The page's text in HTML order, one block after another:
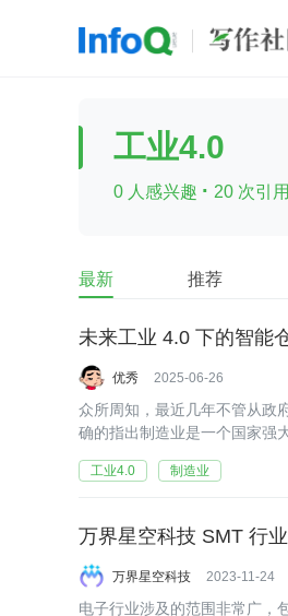
前端 AI
查看更多
工业4.0
0 人感兴趣 · 20 次引用
最新 推荐
未来工业 4.0 下的智能
优秀 2025-06-26
众所周知，最近几年不管从政
确的指出制造业是一个国家强
工业4.0 制造业
万界星空科技 SMT 行
万界星空科技 2023-11-24
电子行业涉及的范围非常广，